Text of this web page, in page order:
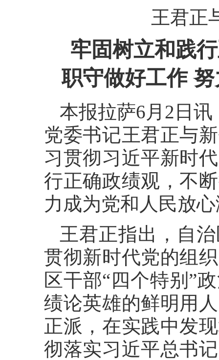
王君正
牢固树立和践
职守做好工作
本报拉萨6月2日
党委书记王君正与
习贯彻习近平新时
行正确政绩观，不
力成为党和人民放
王君正指出，自
贯彻新时代党的组
区干部“四个特别”
绩论英雄的鲜明用
正派，在实践中发
彻落实习近平总书